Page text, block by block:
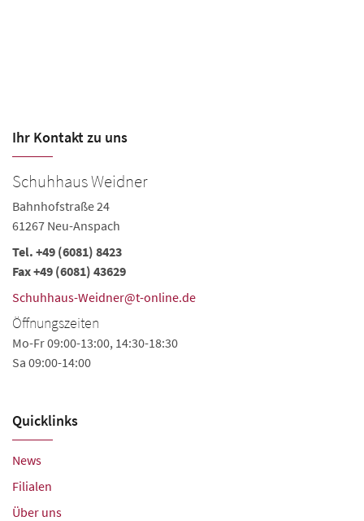
Ihr Kontakt zu uns
Schuhhaus Weidner
Bahnhofstraße 24
61267 Neu-Anspach
Tel. +49 (6081) 8423
Fax +49 (6081) 43629
Schuhhaus-Weidner@t-online.de
Öffnungszeiten
Mo-Fr 09:00-13:00, 14:30-18:30
Sa 09:00-14:00
Quicklinks
News
Filialen
Über uns